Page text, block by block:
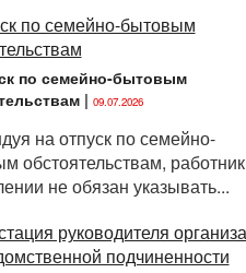
по семейно-бытовым
| 09.07.2026
на отпуск по семейно-
обстоятельствам, работник
не обязан указывать...